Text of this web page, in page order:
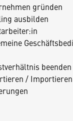
gründen
ausbilden
beenden
/ Importieren